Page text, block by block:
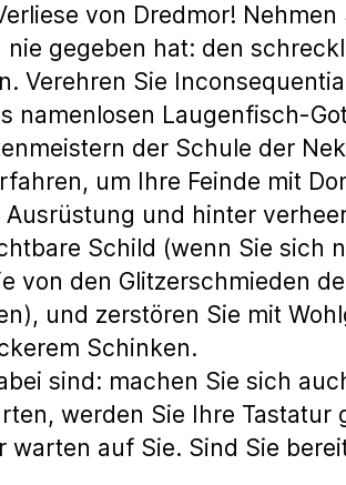
von Dredmor!
gegeben hat: den
Verehren Sie
namenlosen Laugenfisch-
der Schule der
um Ihre Feinde mit
und hinter
Schild (wenn Sie sich
von den Glitzerschmieden
und zerstören Sie mit
Schinken.
sind: machen Sie sich
werden Sie Ihre
warten auf Sie. Sind Sie